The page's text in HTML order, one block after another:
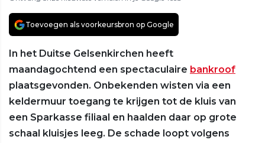
Toevoegen als voorkeursbron op Google
In het Duitse Gelsenkirchen heeft
maandagochtend een spectaculaire bankroof
plaatsgevonden. Onbekenden wisten via een
keldermuur toegang te krijgen tot de kluis van
een Sparkasse filiaal en haalden daar op grote
schaal kluisjes leeg. De schade loopt volgens